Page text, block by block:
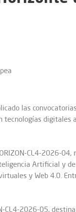
las
tecnologías digitales
CL4-2026-
Artificial y
y Web 4.0.
CL4-2026-05,